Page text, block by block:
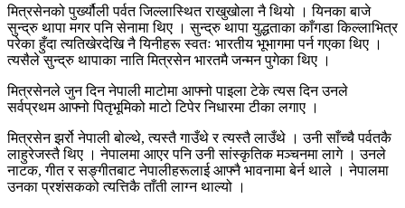
मित्रसेनको पुर्ख्यौली पर्वत जिल्लास्थित राखुखोला नै थियो । यिनका बाजे
सुन्द्रु थापा मगर पनि सेनामा थिए । सुन्द्रु थापा युद्धताका काँगडा किल्लाभित्र
परेका हुँदा त्यतिखेरदेखि नै यिनीहरू स्वतः भारतीय भूभागमा पर्न गएका थिए ।
त्यसैले सुन्द्रु थापाका नाति मित्रसेन भारतमै जन्मन पुगेका थिए ।
मित्रसेनले जुन दिन नेपाली माटोमा आफ्नो पाइला टेके त्यस दिन उनले
सर्वप्रथम आफ्नो पितृभूमिको माटो टिपेर निधारमा टीका लगाए ।
मित्रसेन झर्रो नेपाली बोल्थे, त्यस्तै गाउँथे र त्यस्तै लाउँथे । उनी साँच्चै पर्वतकै
लाहुरेजस्तै थिए । नेपालमा आएर पनि उनी सांस्कृतिक मञ्चनमा लागे । उनले
नाटक, गीत र सङ्गीतबाट नेपालीहरूलाई आफ्नै भावनामा बेर्न थाले । नेपालमा
उनका प्रशंसकको त्यत्तिकै ताँती लाग्न थाल्यो ।